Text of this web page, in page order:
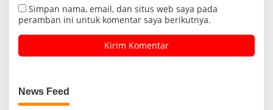
Simpan nama, email, dan situs web saya pada
peramban ini untuk komentar saya berikutnya.
News Feed